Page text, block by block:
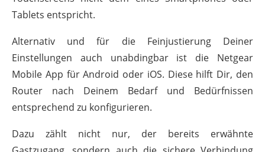
Tablets entspricht.
Alternativ und für die Feinjustierung Deiner
Einstellungen auch unabdingbar ist die Netgear
Mobile App für Android oder iOS. Diese hilft Dir, den
Router nach Deinem Bedarf und Bedürfnissen
entsprechend zu konfigurieren.
Dazu zählt nicht nur, der bereits erwähnte